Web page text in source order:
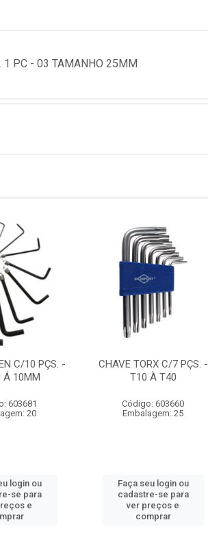
PC - 03 TAMANHO 25MM
C/10 PÇS. -
Á 10MM
603681
20
login ou
se para
e
CHAVE TORX C/7 PÇS. -
T10 À T40
Código: 603660
Embalagem: 25
Faça seu login ou
cadastre-se para
ver preços e
comprar